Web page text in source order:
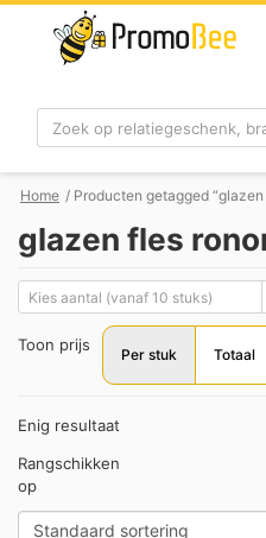
Zoek
Home / Producten getagged
glazen fles
Toon prijs
Per stuk Totaal
Enig resultaat
Rangschikken
op